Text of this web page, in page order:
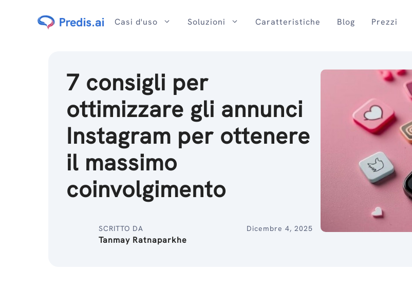
Casi d'uso Soluzioni Caratteristiche Blog Prezzi
7 consigli per
ottimizzare gli annunci
Instagram per ottenere
il massimo
coinvolgimento
SCRITTO DA
Tanmay Ratnaparkhe
Dicembre 4, 2025